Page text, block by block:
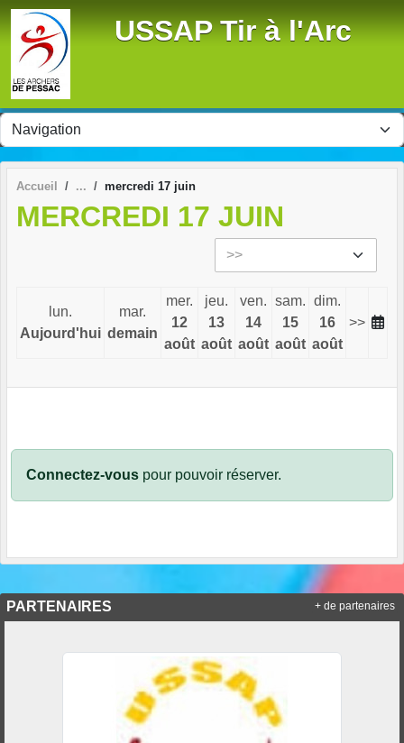
USSAP Tir à l'Arc
Accueil mercredi 17 juin
MERCREDI 17 JUIN
lun.
Aujourd'hui
mar.
demain
mer.
12
août
jeu.
13
août
ven.
14
août
sam.
15
août
dim.
16
août
>>
Connectez-vous pour pouvoir réserver.
PARTENAIRES + de partenaires
Panneau de gestion des cookies